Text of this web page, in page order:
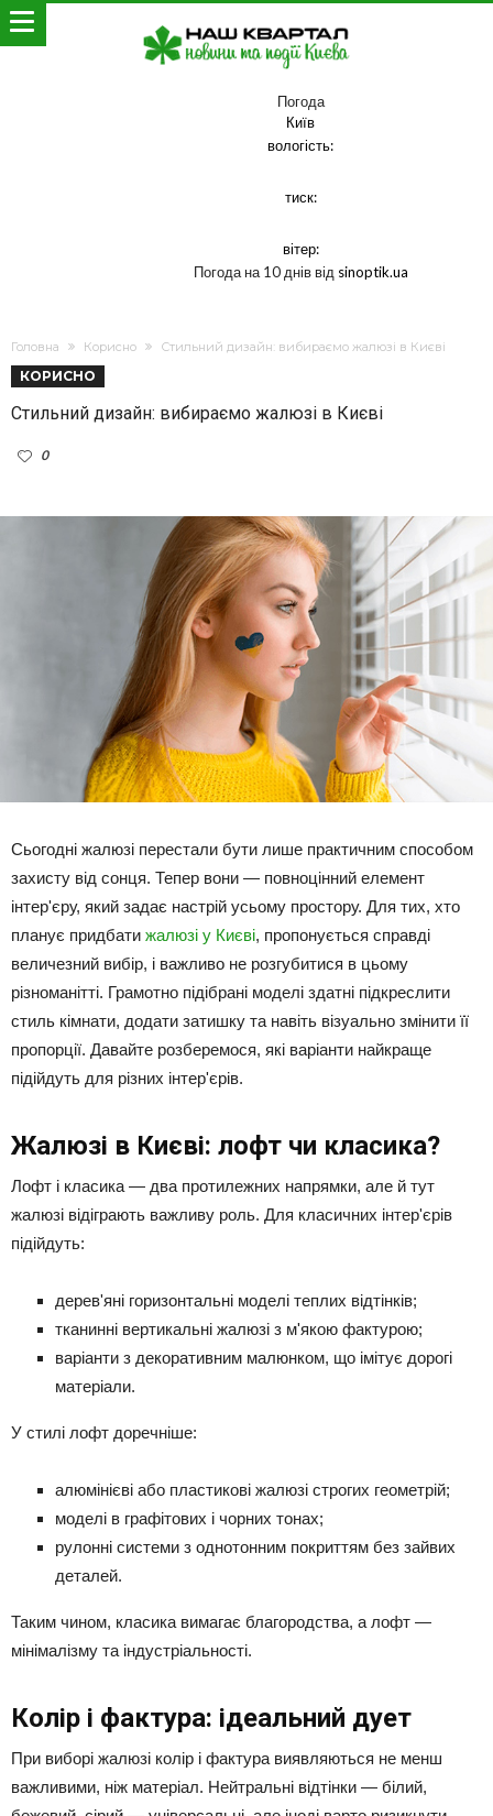
Погода
Київ
вологість:
тиск:
вітер:
Погода на 10 днів від sinoptik.ua
Головна Корисно Стильний дизайн: вибираємо жалюзі в Києві
КОРИСНО
Стильний дизайн: вибираємо жалюзі в Києві
0
Сьогодні жалюзі перестали бути лише практичним способом
захисту від сонця. Тепер вони — повноцінний елемент
інтер'єру, який задає настрій усьому простору. Для тих, хто
планує придбати жалюзі у Києві, пропонується справді
величезний вибір, і важливо не розгубитися в цьому
різноманітті. Грамотно підібрані моделі здатні підкреслити
стиль кімнати, додати затишку та навіть візуально змінити її
пропорції. Давайте розберемося, які варіанти найкраще
підійдуть для різних інтер'єрів.
Жалюзі в Києві: лофт чи класика?
Лофт і класика — два протилежних напрямки, але й тут
жалюзі відіграють важливу роль. Для класичних інтер'єрів
підійдуть:
дерев'яні горизонтальні моделі теплих відтінків;
тканинні вертикальні жалюзі з м'якою фактурою;
варіанти з декоративним малюнком, що імітує дорогі
матеріали.
У стилі лофт доречніше:
алюмінієві або пластикові жалюзі строгих геометрій;
моделі в графітових і чорних тонах;
рулонні системи з однотонним покриттям без зайвих
деталей.
Таким чином, класика вимагає благородства, а лофт —
мінімалізму та індустріальності.
Колір і фактура: ідеальний дует
При виборі жалюзі колір і фактура виявляються не менш
важливими, ніж матеріал. Нейтральні відтінки — білий,